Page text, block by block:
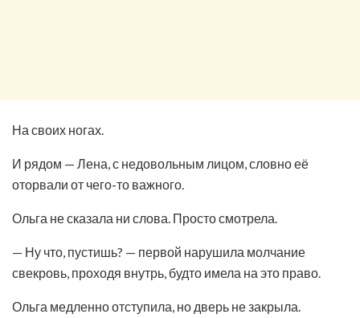
На своих ногах.
И рядом — Лена, с недовольным лицом, словно её
оторвали от чего-то важного.
Ольга не сказала ни слова. Просто смотрела.
— Ну что, пустишь? — первой нарушила молчание
свекровь, проходя внутрь, будто имела на это право.
Ольга медленно отступила, но дверь не закрыла.